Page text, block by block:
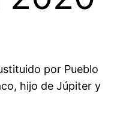
por Pueblo
hijo de Júpiter y